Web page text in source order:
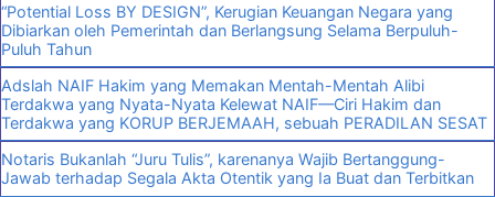
“Potential Loss BY DESIGN”, Kerugian Keuangan Negara yang
Dibiarkan oleh Pemerintah dan Berlangsung Selama Berpuluh-
Puluh Tahun
Adslah NAIF Hakim yang Memakan Mentah-Mentah Alibi
Terdakwa yang Nyata-Nyata Kelewat NAIF—Ciri Hakim dan
Terdakwa yang KORUP BERJEMAAH, sebuah PERADILAN SESAT
Notaris Bukanlah “Juru Tulis”, karenanya Wajib Bertanggung-
Jawab terhadap Segala Akta Otentik yang Ia Buat dan Terbitkan